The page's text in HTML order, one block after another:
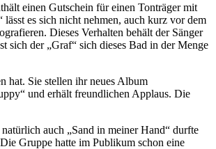
einen Gutschein für einen Tonträger mit
es sich nicht nehmen, auch kurz vor dem
Dieses Verhalten behält der Sänger
sich der „Graf“ sich dieses Bad in der Menge
hat. Sie stellen ihr neues Album
und erhält freundlichen Applaus. Die
auch „Sand in meiner Hand“ durfte
Gruppe hatte im Publikum schon eine